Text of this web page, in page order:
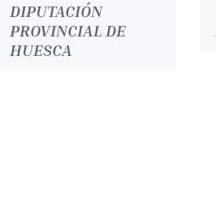
DIPUTACIÓN
PROVINCIAL DE
HUESCA